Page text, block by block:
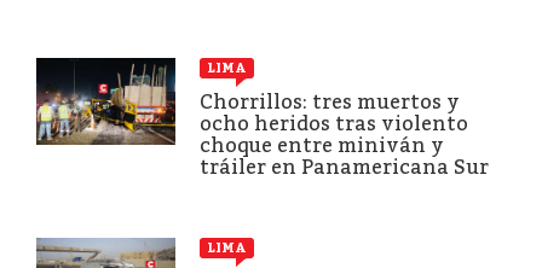
LIMA
Chorrillos: tres muertos y
ocho heridos tras violento
choque entre miniván y
tráiler en Panamericana Sur
LIMA